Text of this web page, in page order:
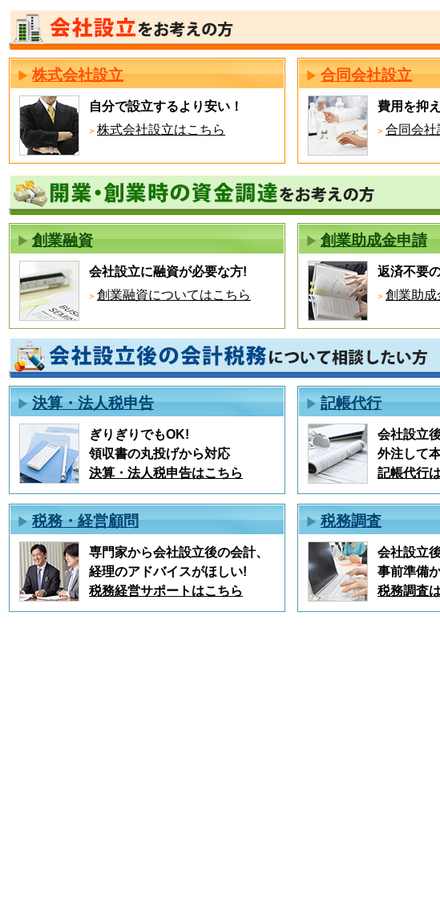
株式会社設立
自分で設立するより安い！
株式会社設立はこちら
合同会社設立
費用を抑
合同会社
創業融資
会社設立に融資が必要な方!
創業融資についてはこちら
創業助成金申請
返済不要
創業助成
決算・法人税申告
ぎりぎりでもOK!
領収書の丸投げから対応
決算・法人税申告はこちら
記帳代行
会社設立
外注して
記帳代行
税務・経営顧問
専門家から会社設立後の会計、
経理のアドバイスがほしい!
税務経営サポートはこちら
税務調査
会社設立
事前準備
税務調査